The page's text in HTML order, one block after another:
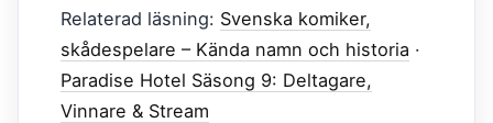
Relaterad läsning: Svenska komiker,
skådespelare – Kända namn och historia ·
Paradise Hotel Säsong 9: Deltagare,
Vinnare & Stream